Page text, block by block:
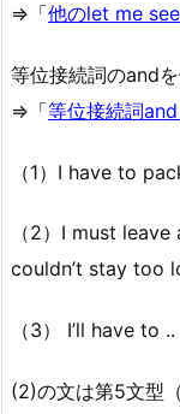
⇒「他のlet me
等位接続詞のand
⇒「等位接続詞
（1）I have to
（2）I must
couldn’t stay too
（3） I’ll have to ..
(2)の文は第5文型